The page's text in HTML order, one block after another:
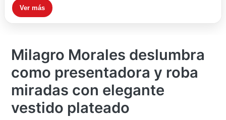
Ver más
Milagro Morales deslumbra
como presentadora y roba
miradas con elegante
vestido plateado